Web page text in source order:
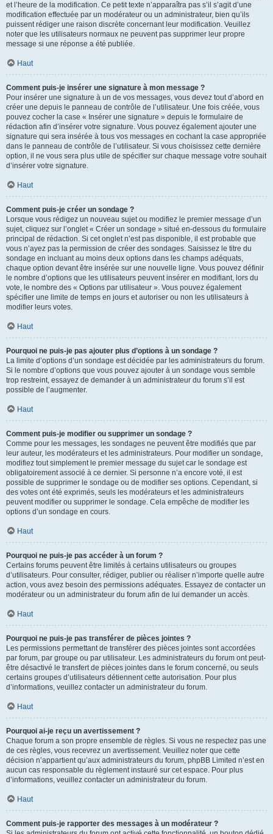
et l’heure de la modification. Ce petit texte n’apparaîtra pas s’il s’agit d’une
modification effectuée par un modérateur ou un administrateur, bien qu’ils
puissent rédiger une raison discrète concernant leur modification. Veuillez
noter que les utilisateurs normaux ne peuvent pas supprimer leur propre
message si une réponse a été publiée.
Haut
Comment puis-je insérer une signature à mon message ?
Pour insérer une signature à un de vos messages, vous devez tout d’abord en
créer une depuis le panneau de contrôle de l’utilisateur. Une fois créée, vous
pouvez cocher la case « Insérer une signature » depuis le formulaire de
rédaction afin d’insérer votre signature. Vous pouvez également ajouter une
signature qui sera insérée à tous vos messages en cochant la case appropriée
dans le panneau de contrôle de l’utilisateur. Si vous choisissez cette dernière
option, il ne vous sera plus utile de spécifier sur chaque message votre souhait
d’insérer votre signature.
Haut
Comment puis-je créer un sondage ?
Lorsque vous rédigez un nouveau sujet ou modifiez le premier message d’un
sujet, cliquez sur l’onglet « Créer un sondage » situé en-dessous du formulaire
principal de rédaction. Si cet onglet n’est pas disponible, il est probable que
vous n’ayez pas la permission de créer des sondages. Saisissez le titre du
sondage en incluant au moins deux options dans les champs adéquats,
chaque option devant être insérée sur une nouvelle ligne. Vous pouvez définir
le nombre d’options que les utilisateurs peuvent insérer en modifiant, lors du
vote, le nombre des « Options par utilisateur ». Vous pouvez également
spécifier une limite de temps en jours et autoriser ou non les utilisateurs à
modifier leurs votes.
Haut
Pourquoi ne puis-je pas ajouter plus d’options à un sondage ?
La limite d’options d’un sondage est décidée par les administrateurs du forum.
Si le nombre d’options que vous pouvez ajouter à un sondage vous semble
trop restreint, essayez de demander à un administrateur du forum s’il est
possible de l’augmenter.
Haut
Comment puis-je modifier ou supprimer un sondage ?
Comme pour les messages, les sondages ne peuvent être modifiés que par
leur auteur, les modérateurs et les administrateurs. Pour modifier un sondage,
modifiez tout simplement le premier message du sujet car le sondage est
obligatoirement associé à ce dernier. Si personne n’a encore voté, il est
possible de supprimer le sondage ou de modifier ses options. Cependant, si
des votes ont été exprimés, seuls les modérateurs et les administrateurs
peuvent modifier ou supprimer le sondage. Cela empêche de modifier les
options d’un sondage en cours.
Haut
Pourquoi ne puis-je pas accéder à un forum ?
Certains forums peuvent être limités à certains utilisateurs ou groupes
d’utilisateurs. Pour consulter, rédiger, publier ou réaliser n’importe quelle autre
action, vous avez besoin des permissions adéquates. Essayez de contacter un
modérateur ou un administrateur du forum afin de lui demander un accès.
Haut
Pourquoi ne puis-je pas transférer de pièces jointes ?
Les permissions permettant de transférer des pièces jointes sont accordées
par forum, par groupe ou par utilisateur. Les administrateurs du forum ont peut-
être désactivé le transfert de pièces jointes dans le forum concerné, ou seuls
certains groupes d’utilisateurs détiennent cette autorisation. Pour plus
d’informations, veuillez contacter un administrateur du forum.
Haut
Pourquoi ai-je reçu un avertissement ?
Chaque forum a son propre ensemble de règles. Si vous ne respectez pas une
de ces règles, vous recevrez un avertissement. Veuillez noter que cette
décision n’appartient qu’aux administrateurs du forum, phpBB Limited n’est en
aucun cas responsable du règlement instauré sur cet espace. Pour plus
d’informations, veuillez contacter un administrateur du forum.
Haut
Comment puis-je rapporter des messages à un modérateur ?